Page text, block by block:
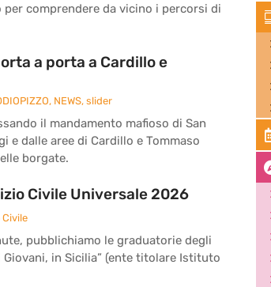
comprendere da vicino i percorsi di
a porta a Cardillo e
, NEWS, slider
il mandamento mafioso di San
dalle aree di Cardillo e Tommaso
borgate.
Civile Universale 2026
Civile
pubblichiamo le graduatorie degli
in Sicilia” (ente titolare Istituto